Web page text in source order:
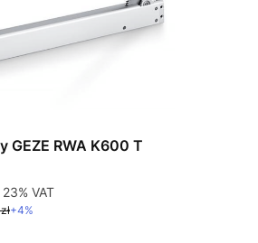
GEZE RWA K600 T
brutto
VAT
23% VAT
+4%